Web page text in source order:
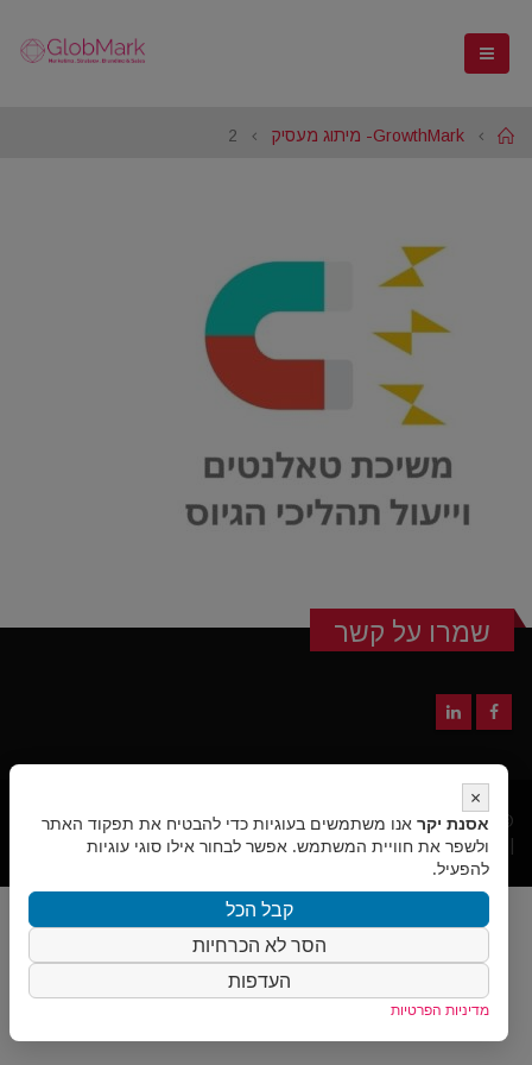
Home
GrowthMark- מיתוג מעסיק 2
שמרו על קשר
© כל הזכויות שמורות לגלובמרק - פתרונות שיווק | מדיניות הפרטיות
הצהרת נגישות|בניית אתרי וורדפרס- אביחי
×
אסנת יקר אנו משתמשים בעוגיות כדי להבטיח את תפקוד האתר
ולשפר את חוויית המשתמש. אפשר לבחור אילו סוגי עוגיות
להפעיל.
קבל הכל
הסר לא הכרחיות
העדפות
מדיניות הפרטיות